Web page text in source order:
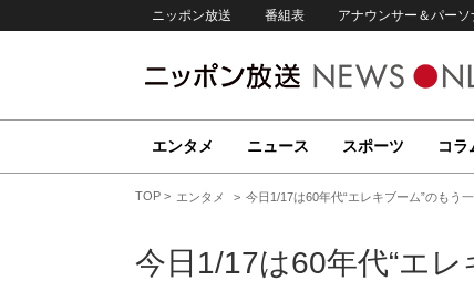
ニッポン放送 番組表 アナウンサー＆パーソ
エンタメ ニュース スポーツ コラ
TOP エンタメ 今日1/17は60年代“エレキブーム”のもう
今日1/17は60年代“エ